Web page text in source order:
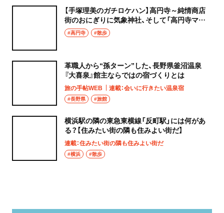
【手塚理美のガチロケハン】高円寺～純情商店
街のおにぎりに気象神社、そして「高円寺マシ
タ」へ！
#高円寺 #散歩
革職人から“孫ターン”した、長野県釜沼温泉
『大喜泉』館主ならではの宿づくりとは
旅の手帖WEB 連載：会いに行きたい温泉宿
#長野県 #旅館
横浜駅の隣の東急東横線「反町駅」には何があ
る？【住みたい街の隣も住みよい街だ】
連載：住みたい街の隣も住みよい街だ
#横浜 #散歩